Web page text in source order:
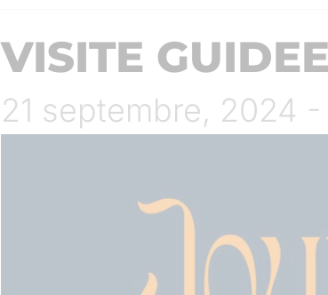
VISITE
21 septembre, 2024